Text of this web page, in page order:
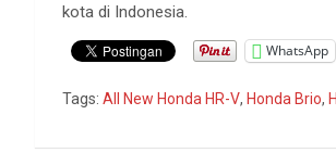
kota di Indonesia.
WhatsApp
Tags: All New Honda HR-V, Honda Brio,